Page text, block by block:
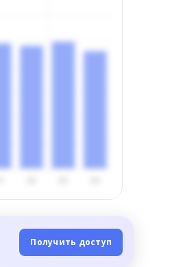
Получить доступ